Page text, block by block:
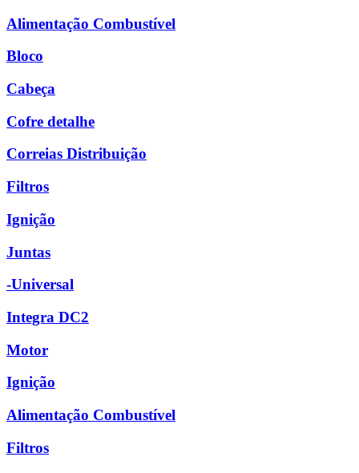
Alimentação Combustível
Bloco
Cabeça
Cofre detalhe
Correias Distribuição
Filtros
Ignição
Juntas
-Universal
Integra DC2
Motor
Ignição
Alimentação Combustível
Filtros